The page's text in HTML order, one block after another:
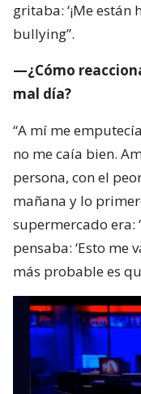
gritaba: ‘¡Me están
bullying”.
—¿Cómo
mal día?
“A mí me
no me caía bien.
persona, con el
mañana y lo
supermercado era:
pensaba: ‘Esto me
más probable es